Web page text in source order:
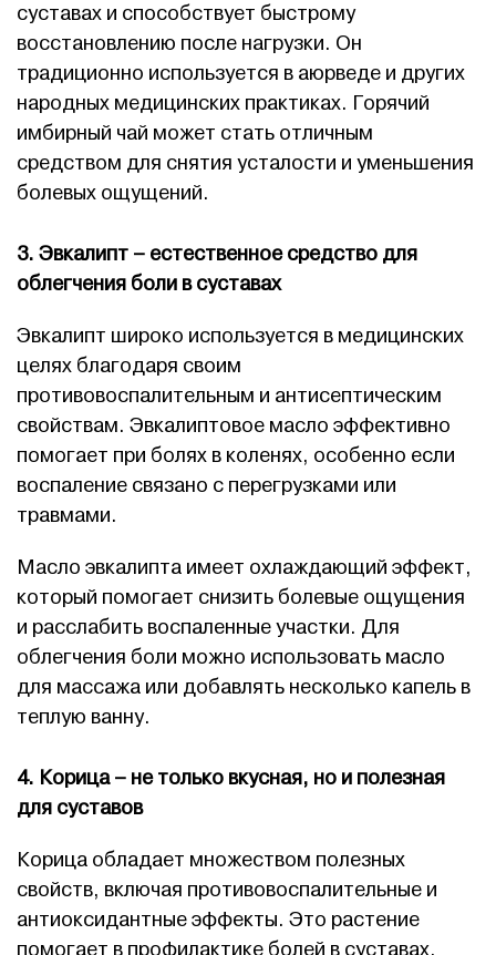
суставах и способствует быстрому
восстановлению после нагрузки. Он
традиционно используется в аюрведе и других
народных медицинских практиках. Горячий
имбирный чай может стать отличным
средством для снятия усталости и уменьшения
болевых ощущений.
3. Эвкалипт – естественное средство для
облегчения боли в суставах
Эвкалипт широко используется в медицинских
целях благодаря своим
противовоспалительным и антисептическим
свойствам. Эвкалиптовое масло эффективно
помогает при болях в коленях, особенно если
воспаление связано с перегрузками или
травмами.
Масло эвкалипта имеет охлаждающий эффект,
который помогает снизить болевые ощущения
и расслабить воспаленные участки. Для
облегчения боли можно использовать масло
для массажа или добавлять несколько капель в
теплую ванну.
4. Корица – не только вкусная, но и полезная
для суставов
Корица обладает множеством полезных
свойств, включая противовоспалительные и
антиоксидантные эффекты. Это растение